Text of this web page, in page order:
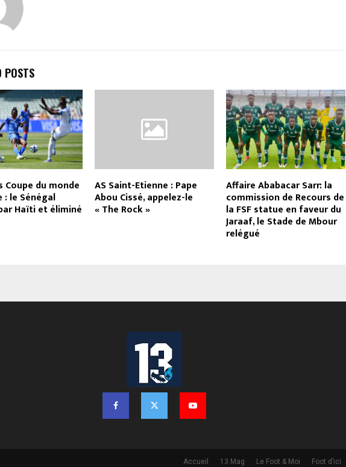
POSTS
Coupe du monde
le Sénégal
Haïti et éliminé
AS Saint-Etienne : Pape
Abou Cissé, appelez-le
« The Rock »
Affaire Ababacar Sarr: la
commission de Recours de
la FSF statue en faveur du
Jaraaf, le Stade de Mbour
relégué
Accueil 13 Mag Le Foot & Moi Foot d’ici